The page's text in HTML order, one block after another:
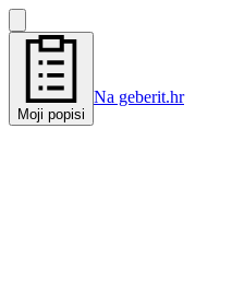
Moji popisi
Na geberit.hr